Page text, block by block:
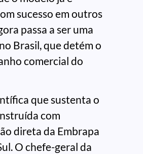
sucesso em outros
passa a ser uma
Brasil, que detém o
comercial do
que sustenta o
com
direta da Embrapa
O chefe-geral da